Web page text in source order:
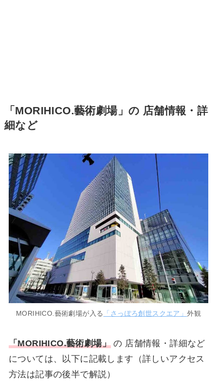
「MORIHICO.藝術劇場」の 店舗情報・詳
細など
MORIHICO.藝術劇場が入る 「さっぽろ創世スクエア」外観
「MORIHICO.藝術劇場」の 店舗情報・詳細など
については、以下に記載します（詳しいアクセス
方法は記事の後半で解説）